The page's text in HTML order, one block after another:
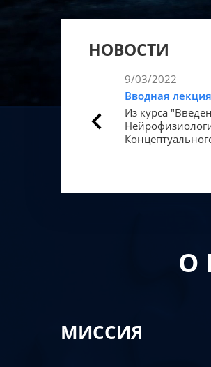
НОВОСТИ
9/03/2022
Вводная лекция
Из курса
О
МИССИЯ